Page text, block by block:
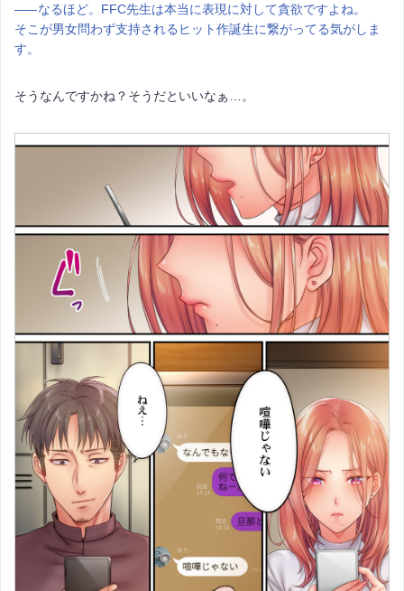
――なるほど。FFC先生は本当に表現に対して貪欲ですよね。
そこが男女問わず支持されるヒット作誕生に繋がってる気がしま
す。
そうなんですかね？そうだといいなぁ…。